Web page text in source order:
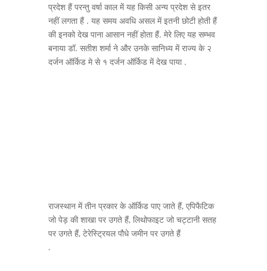
प्रदेश हैं परन्तु वर्षा काल में यह किसी अन्य प्रदेश से इतर
नहीं लगता हैं . यह समय अवधि असल में इतनी छोटी होती हैं
की इनको देख पाना आसान नहीं होता हैं. मेरे लिए यह सम्भव
बनाया डॉ. सतीश शर्मा ने और उनके सानिध्य में राज्य के २
दर्जन ऑर्किड मे से १ दर्जन ऑर्किड में देख पाया .
राजस्थान में तीन प्रकार के ऑर्किड पाए जाते हैं, एपिफैटिक
जो पेड़ की शाखा पर उगते हैं, लिथोफाइट जो चट्टानी सतह
पर उगते हैं, टेरेस्ट्रियल पौधे जमीन पर उगते हैं
.